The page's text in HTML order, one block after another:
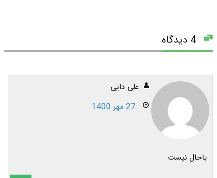
علی دایی
27 مهر 1400
باحال نیست